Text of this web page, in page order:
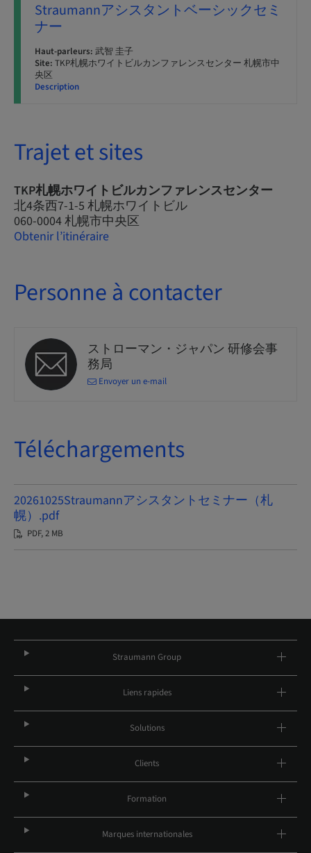
Straumannアシスタントベーシックセミ
ナー
Haut-parleurs: 武智 圭子
Site: TKP札幌ホワイトビルカンファレンスセンター 札幌市中
央区
Description
Trajet et sites
TKP札幌ホワイトビルカンファレンスセンター
北4条西7-1-5 札幌ホワイトビル
060-0004 札幌市中央区
Obtenir l’itinéraire
Personne à contacter
ストローマン・ジャパン 研修会事
務局
Envoyer un e-mail
Téléchargements
20261025Straumannアシスタントセミナー（札
幌）.pdf
PDF, 2 MB
Straumann Group
Liens rapides
Solutions
Clients
Formation
Marques internationales